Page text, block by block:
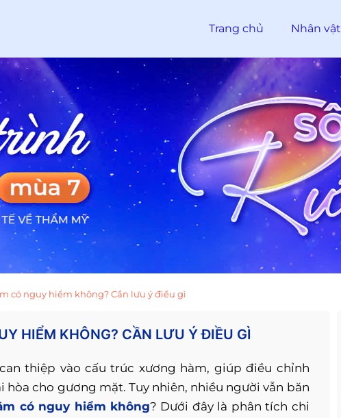
Trang chủ Nhân vật
có nguy hiểm không? Cần lưu ý điều gì
HIỂM KHÔNG? CẦN LƯU Ý ĐIỀU GÌ
thiệp vào cấu trúc xương hàm, giúp điều chỉnh
cho gương mặt. Tuy nhiên, nhiều người vẫn băn
có nguy hiểm không? Dưới đây là phân tích chi